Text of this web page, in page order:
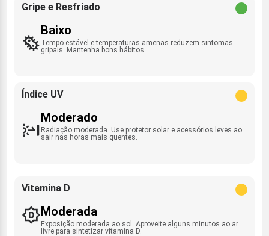
Gripe e Resfriado
Baixo
Tempo estável e temperaturas amenas reduzem sintomas
gripais. Mantenha bons hábitos.
Índice UV
Moderado
Radiação moderada. Use protetor solar e acessórios leves ao
sair nas horas mais quentes.
Vitamina D
Moderada
Exposição moderada ao sol. Aproveite alguns minutos ao ar
livre para sintetizar vitamina D.